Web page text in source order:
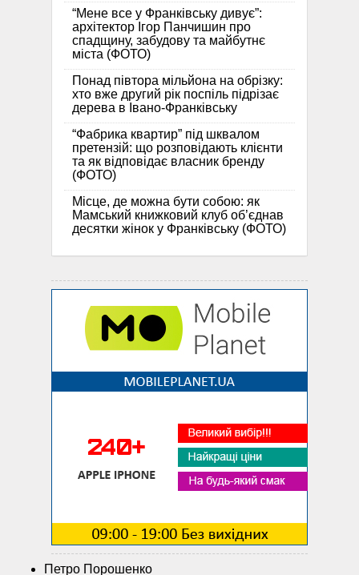
“Мене все у Франківську дивує”:
архітектор Ігор Панчишин про
спадщину, забудову та майбутнє
міста (ФОТО)
Понад півтора мільйона на обрізку:
хто вже другий рік поспіль підрізає
дерева в Івано-Франківську
“Фабрика квартир” під шквалом
претензій: що розповідають клієнти
та як відповідає власник бренду
(ФОТО)
Місце, де можна бути собою: як
Мамський книжковий клуб об’єднав
десятки жінок у Франківську (ФОТО)
Петро Порошенко